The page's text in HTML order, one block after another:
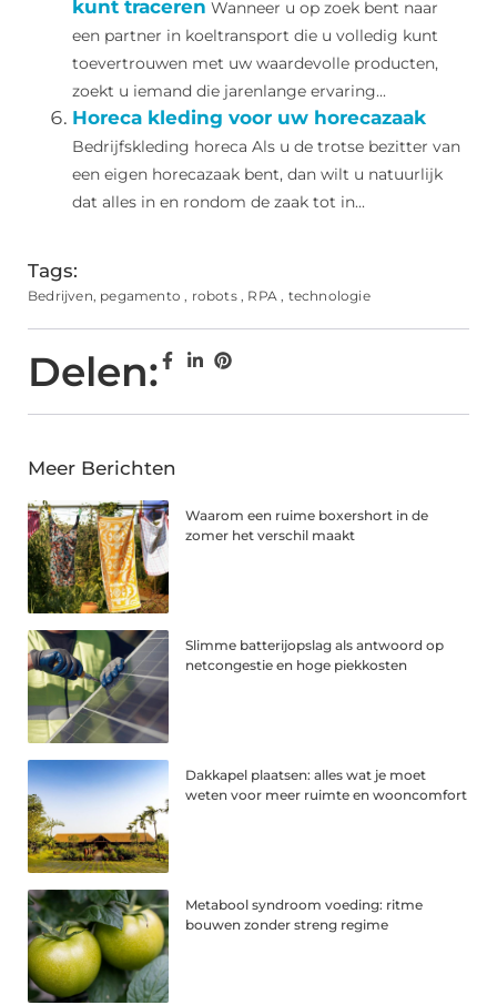
kunt traceren Wanneer u op zoek bent naar
een partner in koeltransport die u volledig kunt
toevertrouwen met uw waardevolle producten,
zoekt u iemand die jarenlange ervaring...
Horeca kleding voor uw horecazaak
Bedrijfskleding horeca Als u de trotse bezitter van
een eigen horecazaak bent, dan wilt u natuurlijk
dat alles in en rondom de zaak tot in...
Tags:
Bedrijven, pegamento , robots, RPA , technologie
Delen:
Meer Berichten
Waarom een ruime boxershort in de
zomer het verschil maakt
Slimme batterijopslag als antwoord op
netcongestie en hoge piekkosten
Dakkapel plaatsen: alles wat je moet
weten voor meer ruimte en wooncomfort
Metabool syndroom voeding: ritme
bouwen zonder streng regime